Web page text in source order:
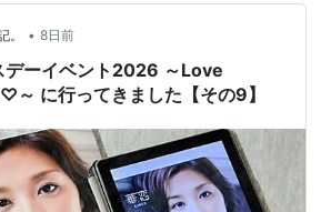
東京「ハロー！モーニング。」にて「ハロプロニ
」スタート。
石川梨華」発売。
。 • 8日前
デーイベント2026 ～Love
に行ってきました【その9】